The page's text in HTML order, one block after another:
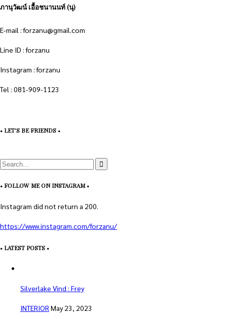
ภานุวัฒน์ เอื้อชนานนท์ (นุ)
E-mail : forzanu@gmail.com
Line ID : forzanu
Instagram : forzanu
Tel : 081-909-1123
• LET'S BE FRIENDS •
• FOLLOW ME ON INSTAGRAM •
Instagram did not return a 200.
https://www.instagram.com/forzanu/
• LATEST POSTS •
Silverlake Vind : Frey
INTERIOR May 23, 2023